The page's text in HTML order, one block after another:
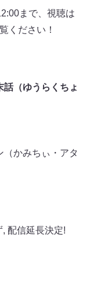
まで、視聴は
ください！
（ゆうらくちょ
かみちぃ・アタ
, 配信延長決定!